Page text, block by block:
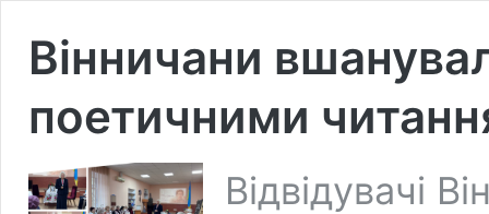
Вінничани
поетичними
Відвідувачі